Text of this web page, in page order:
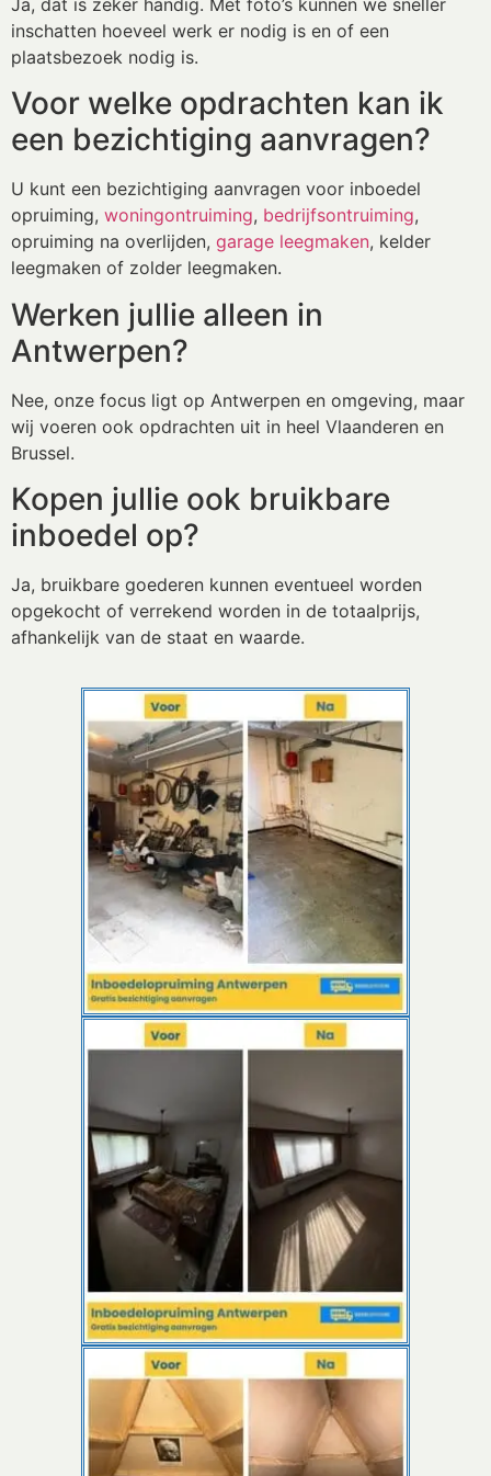
inschatten hoeveel werk er nodig is en of een
plaatsbezoek nodig is.
Voor welke opdrachten kan ik
een bezichtiging aanvragen?
U kunt een bezichtiging aanvragen voor inboedel
opruiming, woningontruiming, bedrijfsontruiming,
opruiming na overlijden, garage leegmaken, kelder
leegmaken of zolder leegmaken.
Werken jullie alleen in
Antwerpen?
Nee, onze focus ligt op Antwerpen en omgeving, maar
wij voeren ook opdrachten uit in heel Vlaanderen en
Brussel.
Kopen jullie ook bruikbare
inboedel op?
Ja, bruikbare goederen kunnen eventueel worden
opgekocht of verrekend worden in de totaalprijs,
afhankelijk van de staat en waarde.